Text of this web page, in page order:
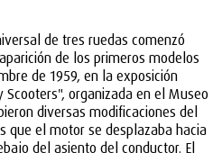
de tres ruedas comenzó
de los primeros modelos
de 1959, en la exposición
organizada en el Museo
diversas modificaciones del
que el motor se desplazaba hacia
del asiento del conductor. El